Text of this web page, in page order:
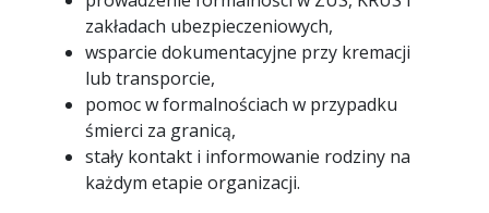
zakładach ubezpieczeniowych,
wsparcie dokumentacyjne przy kremacji
lub transporcie,
pomoc w formalnościach w przypadku
śmierci za granicą,
stały kontakt i informowanie rodziny na
każdym etapie organizacji.